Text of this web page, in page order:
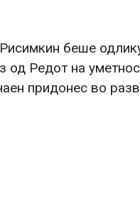
беше
од Редот на
придонес во